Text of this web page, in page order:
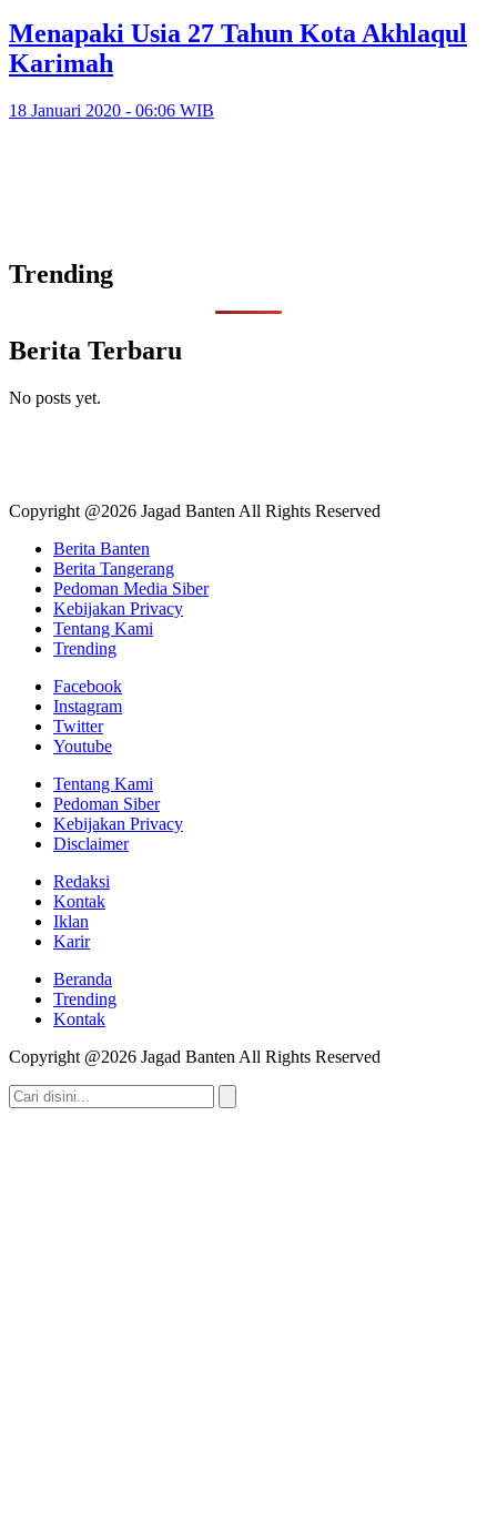
Menapaki Usia 27 Tahun Kota Akhlaqul
Karimah
18 Januari 2020 - 06:06 WIB
Trending
Berita Terbaru
No posts yet.
Copyright @2026 Jagad Banten All Rights Reserved
Berita Banten
Berita Tangerang
Pedoman Media Siber
Kebijakan Privacy
Tentang Kami
Trending
Facebook
Instagram
Twitter
Youtube
Tentang Kami
Pedoman Siber
Kebijakan Privacy
Disclaimer
Redaksi
Kontak
Iklan
Karir
Beranda
Trending
Kontak
Copyright @2026 Jagad Banten All Rights Reserved